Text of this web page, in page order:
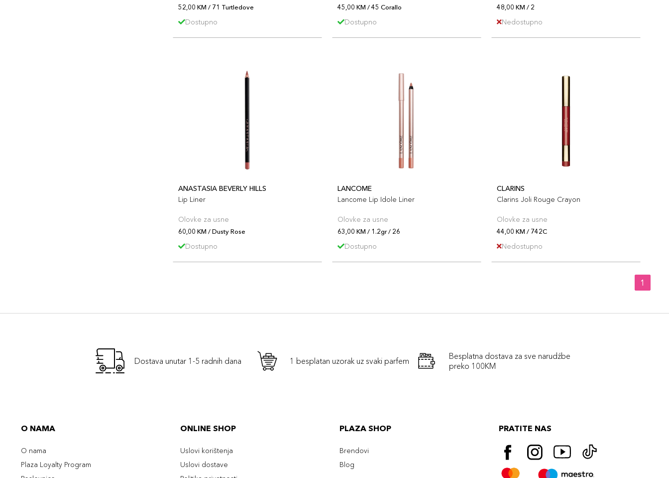
52,00 KM / 71 Turtledove
Dostupno
45,00 KM / 45 Corallo
Dostupno
48,00 KM / 2
Nedostupno
ANASTASIA BEVERLY HILLS
Lip Liner
Olovke za usne
60,00 KM / Dusty Rose
Dostupno
LANCOME
Lancome Lip Idole Liner
Olovke za usne
63,00 KM / 1.2gr / 26
Dostupno
CLARINS
Clarins Joli Rouge Crayon
Olovke za usne
44,00 KM / 742C
Nedostupno
1
Dostava unutar 1-5 radnih dana 1 besplatan uzorak uz svaki parfem
Besplatna dostava za sve narudźbe
preko 100KM
O NAMA
O nama
Plaza Loyalty Program
ONLINE SHOP
Uslovi korištenja
Uslovi dostave
PLAZA SHOP
Brendovi
Blog
PRATITE NAS